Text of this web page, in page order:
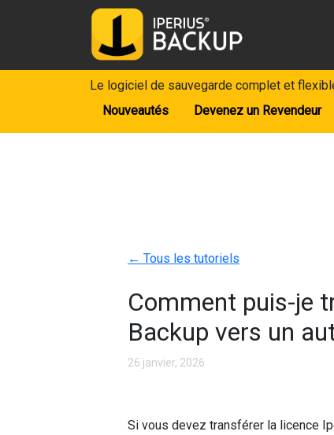
Le logiciel de sauvegarde complet et
Nouveautés
Devenez un Revendeur
← Tous les tutoriels
Comment puis-je
Backup vers un
26 janvier, 2026
Si vous devez transférer la licence